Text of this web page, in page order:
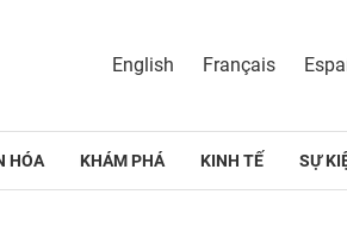
English Français
HÓA KHÁM PHÁ KINH TẾ SỰ